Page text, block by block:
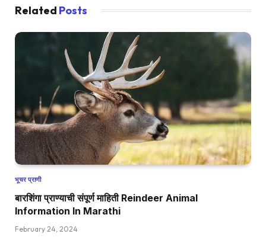
Related Posts
भूचर प्राणी
बारशिंगा प्राण्याची संपूर्ण माहिती Reindeer Animal
Information In Marathi
February 24, 2024